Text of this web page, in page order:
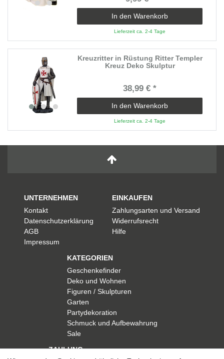
In den Warenkorb
Lieferzeit ca. 2-4 Tage
Kreuzritter in Rüstung Ritter Templer
Kreuz Deko Skulptur
38,99 € *
In den Warenkorb
Lieferzeit ca. 2-4 Tage
UNTERNEHMEN
Kontakt
Datenschutzerklärung
AGB
Impressum
EINKAUFEN
Zahlungsarten und Versand
Widerrufsrecht
Hilfe
KATEGORIEN
Geschenkefinder
Deko und Wohnen
Figuren / Skulpturen
Garten
Partydekoration
Schmuck und Aufbewahrung
Sale
ZAHLUNG